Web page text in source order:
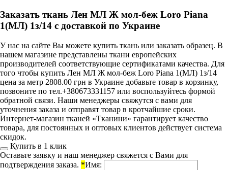
Заказать ткань Лен МЛ Ж мол-беж Loro Pianа
1(МЛ) 1з/14 с доставкой по Украине
У нас на сайте Вы можете купить ткань или заказать образец. В
нашем магазине представлены ткани европейских
производителей соответствующие сертификатами качества. Для
того чтобы купить Лен МЛ Ж мол-беж Loro Pianа 1(МЛ) 1з/14
цена за метр 2808.00 грн в Украине добавьте товар в корзинку,
позвоните по тел.+380673331157 или воспользуйтесь формой
обратной связи. Наши менеджеры свяжутся с вами для
уточнения заказа и отправят товар в кротчайшие сроки.
Интернет-магазин тканей «Тканини» гарантирует качество
товара, для постоянных и оптовых клиентов действует система
скидок.
Купить в 1 клик
Оставьте заявку и наш менеджер свяжется с Вами для
подтверждения заказа. *Имя: